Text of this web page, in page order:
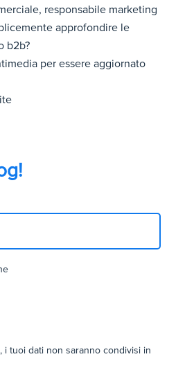
responsabile marketing
approfondire le
b2b?
per essere aggiornato
i tuoi dati non saranno condivisi in